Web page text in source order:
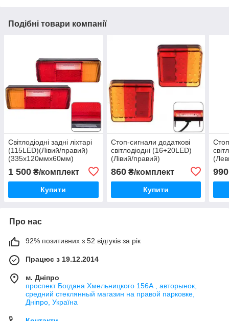
Подібні товари компанії
Світлодіодні задні ліхтарі
(115LED)(Лівий/правий)
(335х120ммх60мм)
1 500 ₴/комплект
Купити
Стоп-сигнали додаткові
світлодіодні (16+20LED)
(Лівий/правий)
860₴/комплект
Купити
990
Про нас
92% позитивних з 52 відгуків за рік
Працює з 19.12.2014
м. Дніпро
проспект Богдана Хмельницкого 156А , авторынок,
средний стеклянный магазин на правой парковке,
Дніпро, Україна